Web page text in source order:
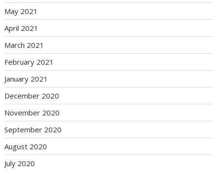
May 2021
April 2021
March 2021
February 2021
January 2021
December 2020
November 2020
September 2020
August 2020
July 2020